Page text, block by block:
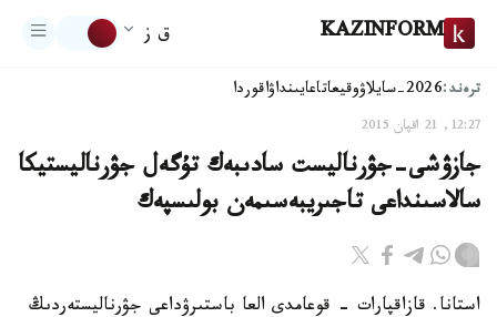
KAZINFORM ق ز
ترەند:2026-سايلاۋ وقيعاتاعايىنداۋاقوردا
12:27, 21 اقپان 2015
جازۋشى-جۋرناليست سادىبەك تۇگەل جۋرناليستيكا
سالاسىنداعى تاجىريبەسىمەن بولىسپەك
استانا. قازاقپارات - قوعامدى العا باستىرۋداعى جۋرناليستەردىڭ